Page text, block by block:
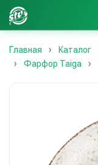
Главная Каталог
Фарфор Taiga